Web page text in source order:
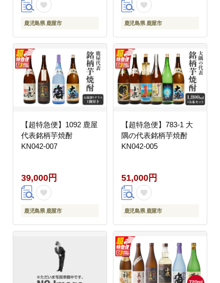
鹿児島県 鹿屋市 鹿児島県 鹿屋市
【超特急便】1092 鹿屋
代表銘柄芋焼酎
KN042-007
39,000円
鹿児島県 鹿屋市
【超特急便】783-1 大
隅の代表銘柄芋焼酎
KN042-005
51,000円
鹿児島県 鹿屋市